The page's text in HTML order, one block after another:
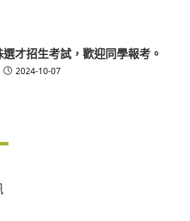
才招生考試，歡迎同學報考。
2024-10-07